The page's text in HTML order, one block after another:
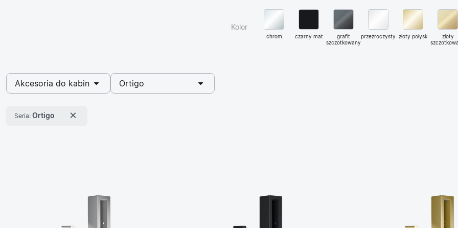
Kolor
chrom czarny mat
grafit
szczotkowany
przezroczysty złoty połysk
złoty
wybrano
Akcesoria do kabin wybrano
Ortigo
Seria: Ortigo ×